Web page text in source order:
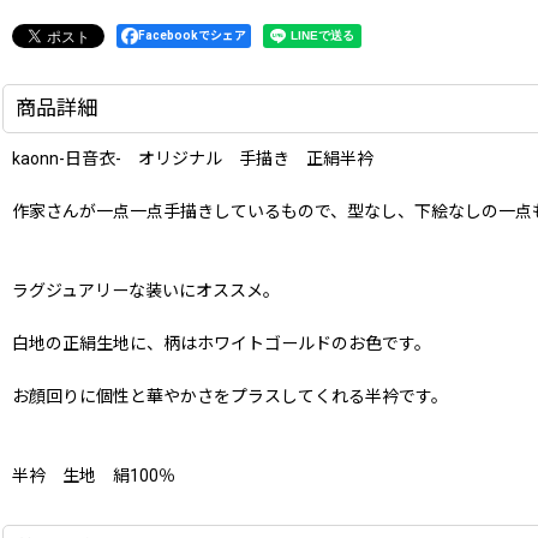
Facebookでシェア
商品詳細
kaonn-日音衣- オリジナル 手描き 正絹半衿
作家さんが一点一点手描きしているもので、型なし、下絵なしの一点
ラグジュアリーな装いにオススメ。
白地の正絹生地に、柄はホワイトゴールドのお色です。
お顔回りに個性と華やかさをプラスしてくれる半衿です。
半衿 生地 絹100％